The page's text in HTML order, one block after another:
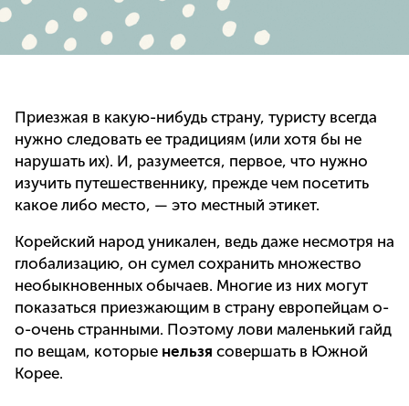
Приезжая в какую-нибудь страну, туристу всегда
нужно следовать ее традициям (или хотя бы не
нарушать их). И, разумеется, первое, что нужно
изучить путешественнику, прежде чем посетить
какое либо место, — это местный этикет.
Корейский народ уникален, ведь даже несмотря на
глобализацию, он сумел сохранить множество
необыкновенных обычаев. Многие из них могут
показаться приезжающим в страну европейцам о-
о-очень странными. Поэтому лови маленький гайд
по вещам, которые нельзя совершать в Южной
Корее.